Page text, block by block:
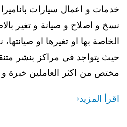
خدمات و اعمال سيارات باناميرا
نسخ و اصلاح و صيانة و تغير
الخاصة بها او تغيرها او
حيث يتواجد في مراكز بنشر
مختص من اكثر العاملين خبرة
اقرأ المزيد